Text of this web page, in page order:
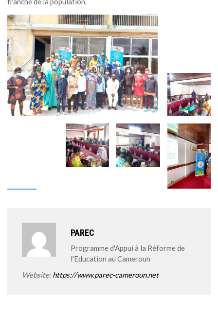
PAREC
Programme d'Appui à la Réforme de
l'Education au Cameroun
Website:https://www.parec-cameroun.net